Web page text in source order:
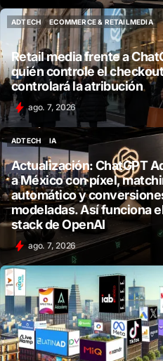
ADTECH
ADTECH
ECOMMERCE & RETAILMEDIA
ECOMMERCE & RETAILMEDIA
Retail media frente a
quién controle el checkout
controlará la atribución
ago. 7, 2026
ADTECH
IA
Actualización: ChatGPT
a México con píxel,
automático y
modeladas. Así funciona
stack de OpenAI
ago. 7, 2026